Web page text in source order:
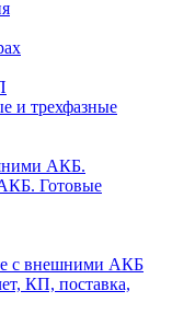
и трехфазные
АКБ.
Готовые
с внешними АКБ
КП, поставка,